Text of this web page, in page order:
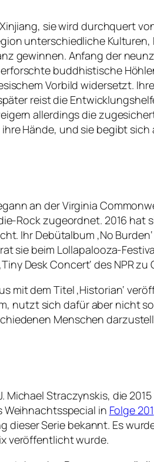
sie wird durchquert
unterschiedliche
gewinnen. Anfang der
buddhistische
Vorbild widersetzt.
reist die
allerdings die
Hände, und sie begibt sich
an der Virginia
Rock zugeordnet. 2016 hat
Ihr Debütalbum ‚No
sie beim Lollapalooza-
Desk Concert‘ des NPR zu
mit dem Titel ‚Historian‘
nutzt sich dafür aber nicht
Menschen
Straczynskis, die
Weihnachtsspecial in Folge 201
dieser Serie bekannt. Es
veröffentlicht wurde.